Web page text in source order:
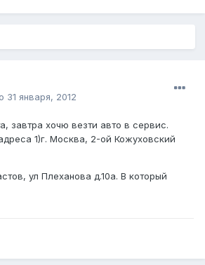
31 января, 2012
завтра хочю везти авто в сервис.
1)г. Москва, 2-ой Кожуховский
ул Плеханова д.10а. В который